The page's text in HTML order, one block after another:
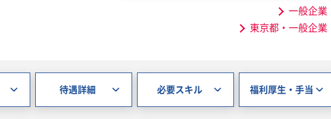
一般企業
東京都・一般企
待遇詳細 必要スキル 福利厚生・手当